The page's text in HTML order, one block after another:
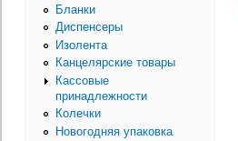
Бланки
Диспенсеры
Изолента
Канцелярские товары
Кассовые
принадлежности
Колечки
Новогодняя упаковка